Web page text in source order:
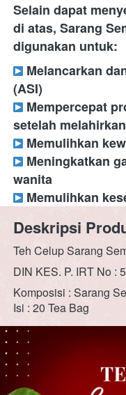
Selain dapat
di atas, Sarang
digunakan untuk:
Melancarkan
(ASI)
Mempercepat
setelah melahirkan
Memulihkan
Meningkatkan
wanita
Memulihkan
Deskripsi
Teh Celup Sarang
DIN KES. P. IRT No :
Komposisi : Sarang
Isi : 20 Tea Bag